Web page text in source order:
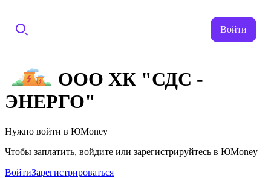
Войти
ООО ХК "СДС -
ЭНЕРГО"
Нужно войти в ЮMoney
Чтобы заплатить, войдите или зарегистрируйтесь в ЮMoney
ВойтиЗарегистрироваться